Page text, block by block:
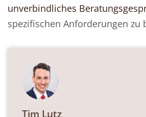
unverbindliches
spezifischen Anforderungen zu
Tim Lutz